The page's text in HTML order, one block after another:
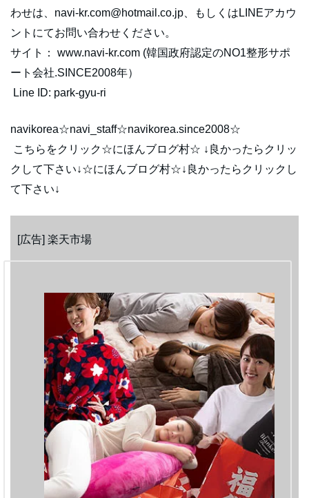
わせは、navi-kr.com@hotmail.co.jp、もしくはLINEアカウ
ントにてお問い合わせください。
サイト： www.navi-kr.com (韓国政府認定のNO1整形サポ
ート会社.SINCE2008年）
Line ID: park-gyu-ri
navikorea☆navi_staff☆navikorea.since2008☆
こちらをクリック☆にほんブログ村☆ ↓良かったらクリッ
クして下さい↓☆にほんブログ村☆↓良かったらクリックし
て下さい↓
[広告] 楽天市場